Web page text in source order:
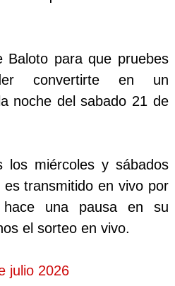
Baloto para que pruebes
convertirte en un
noche del sabado 21 de
los miércoles y sábados
transmitido en vivo por
una pausa en su
el sorteo en vivo.
julio 2026